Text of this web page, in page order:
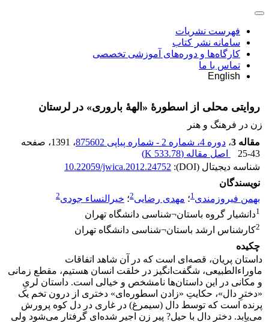
فهرست نشریات
سامانه نشر کتاب
کارگاه‌ها و دوره‌های آموزشی تخصصی
تماس با ما
English
روایتی محلی از اسطورۀ «الهۀ باروری» در لرستان
زن در فرهنگ و هنر
مقاله 3
، دوره 4، شماره 2 - شماره پیاپی 875602 ، 1391
، صفحه
25-43
اصل مقاله (533.78 K
)
شناسه دیجیتال (DOI):
10.22059/jwica.2012.24752
نویسندگان
بهمن فیروزمندی1؛ مهدی رضایی2؛ خیرالنساء جودی2
1دانشیار گروه باستان¬شناسی دانشگاه تهران
2کارشناس ارشد باستان¬شناسی دانشگاه تهران
چکیده
داستان پریان، قصه‌ای است که در آن شاهد اتفاقات
ماوراءالطبیعی، شگفت‌انگیز در خلقت انسان هستیم، مقطع زمانی
و مکانی در این داستان‌ها نامشخص و خیالی است. داستان لریِ
«دخترِ دال»، حکایتِ «زادن اسطوره‌ای» دختری از درون تخم یک
پرنده است که توسط دال (سیمرغ) در غاری در دل کوه پرورش
می‌یابد. دختر دال با حیل? پیر زن اجیر شده‌ای گرفتار می‌شود ولی